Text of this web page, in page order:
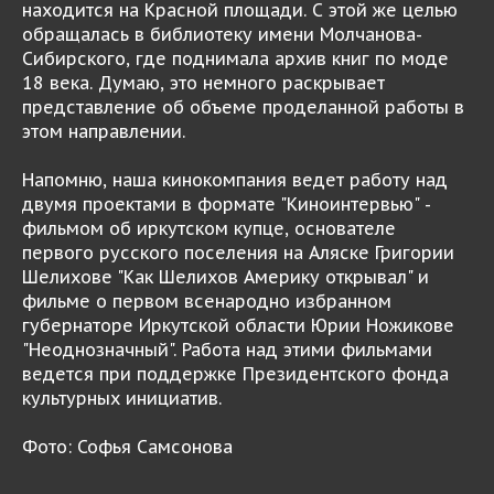
находится на Красной площади. С этой же целью
обращалась в библиотеку имени Молчанова-
Сибирского, где поднимала архив книг по моде
18 века. Думаю, это немного раскрывает
представление об объеме проделанной работы в
этом направлении.
Напомню, наша кинокомпания ведет работу над
двумя проектами в формате "Киноинтервью" -
фильмом об иркутском купце, основателе
первого русского поселения на Аляске Григории
Шелихове "Как Шелихов Америку открывал" и
фильме о первом всенародно избранном
губернаторе Иркутской области Юрии Ножикове
"Неоднозначный". Работа над этими фильмами
ведется при поддержке Президентского фонда
культурных инициатив.
Фото: Софья Самсонова